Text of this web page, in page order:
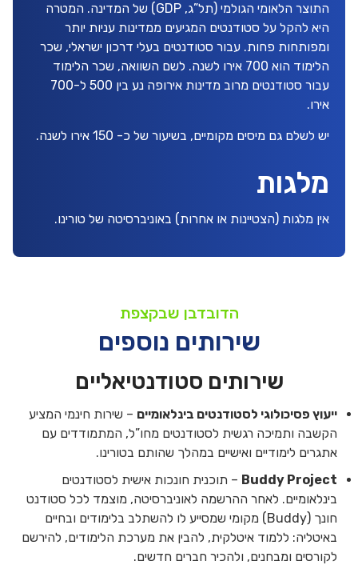
התוצר הלאומי הגולמי (תל”ג, GDP) של המדינה. המטרה
היא להקל על סטודנטים המגיעים ממדינות עניות יותר
ומפותחות פחות. עבור סטודנטים בעלי דרכון ישראלי, שכר
הלימוד הוא 700 אירו לשנה. לשם השוואה, שכר הלימוד
עבור סטודנטים מרוב מדינות אירופה נע בין 500 ל-700
אירו.
יש לשלם גם מיסים מקומיים, בשיעור של כ- 150 אירו לשנה.
מלגות
אין מלגות (הצטיינות או אחרות) באוניברסיטה של טורינו.
הדובדבן שבקצפת
שירותים נוספים
שירותים סטודנטיאליים
ייעוץ פסיכולוגי לסטודנטים בינלאומיים – שירות חינמי המציע
הקשבה ותמיכה רגשית לסטודנטים מחו”ל, המתמודדים עם
אתגרים לימודיים ואישיים במהלך שהותם בטורינו.
Buddy Project – תוכנית חונכות אישית לסטודנטים
בינלאומיים. לאחר ההרשמה לאוניברסיטה, מוצמד לכל סטודנט
חונך (Buddy) מקומי שמסייע לו להשתלב בלימודים ובחיים
באיטליה: ללמוד איטלקית, להבין את מערכת הלימודים, להירשם
לקורסים ומבחנים, ולהכיר חברים חדשים.